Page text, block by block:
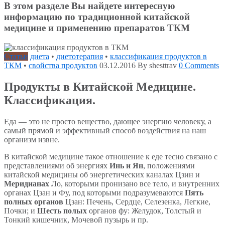
В этом разделе Вы найдете интересную
информацию по традиционной китайской
медицине и применению препаратов ТКМ
Статьи диета • диетотерапия • классификация продуктов в
ТКМ • свойства продуктов 03.12.2016 By shesttrav 0 Comments
Продукты в Китайской Медицине.
Классификация.
Еда — это не просто вещество, дающее энергию человеку, а
самый прямой и эффективный способ воздействия на наш
организм извне.
В китайской медицине такое отношение к еде тесно связано с
представлениями об энергиях Инь и Ян, положениями
китайской медицины об энергетических каналах Цзин и
Меридианах Ло, которыми пронизано все тело, и внутренних
органах Цзан и Фу, под которыми подразумеваются Пять
полных органов Цзан: Печень, Сердце, Селезенка, Легкие,
Почки; и Шесть полых органов фу: Желудок, Толстый и
Тонкий кишечник, Мочевой пузырь и пр.